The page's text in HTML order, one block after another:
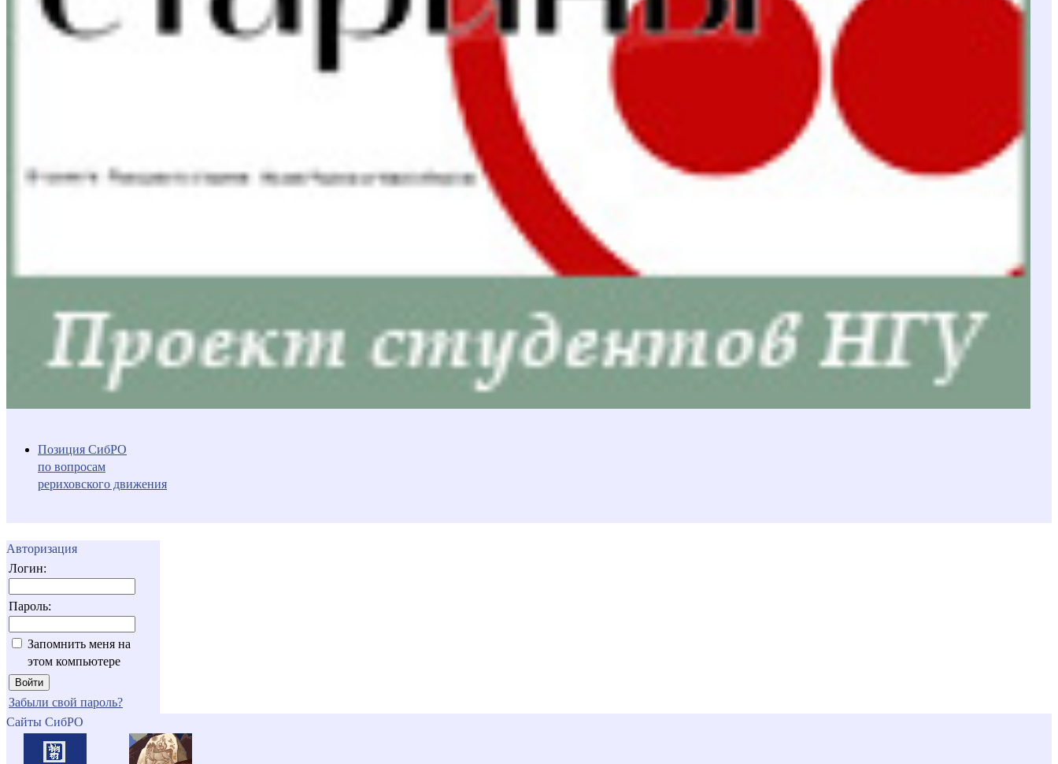
Позиция СибРО
по вопросам
рериховского движения
Авторизация
Логин:
Пароль:
Запомнить меня на
этом компьютере
Забыли свой пароль?
Сайты СибРО